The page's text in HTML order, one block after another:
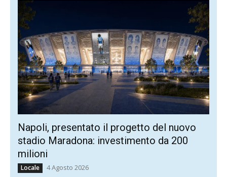
Napoli, presentato il progetto del nuovo
stadio Maradona: investimento da 200
milioni
Locale 4 Agosto 2026